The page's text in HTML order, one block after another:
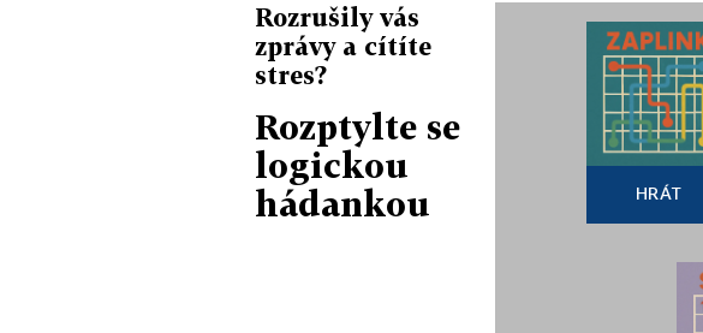
Rozrušily vás
zprávy a cítíte
stres?
Rozptylte se
logickou
hádankou
HRÁT